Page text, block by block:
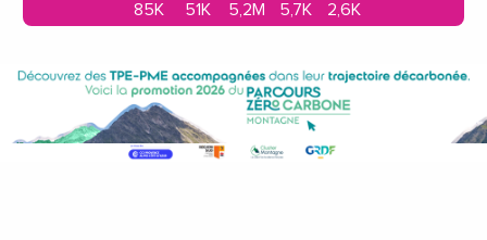
85K 51K 5,2M 5,7K 2,6K